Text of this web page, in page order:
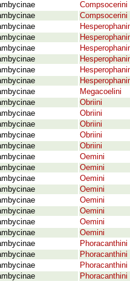
Compsocerini
Compsocerini
Megacoelini
Obriini
Obriini
Obriini
Obriini
Obriini
Oemini
Oemini
Oemini
Oemini
Oemini
Oemini
Oemini
Oemini
Phoracanthini
Phoracanthini
Phoracanthini
Phoracanthini